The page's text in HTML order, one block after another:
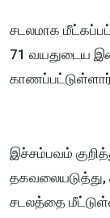
சடலமாக
71 வயதுடைய
இச்சம்பவம்
தகவலையடுத்து,
சடலத்தை